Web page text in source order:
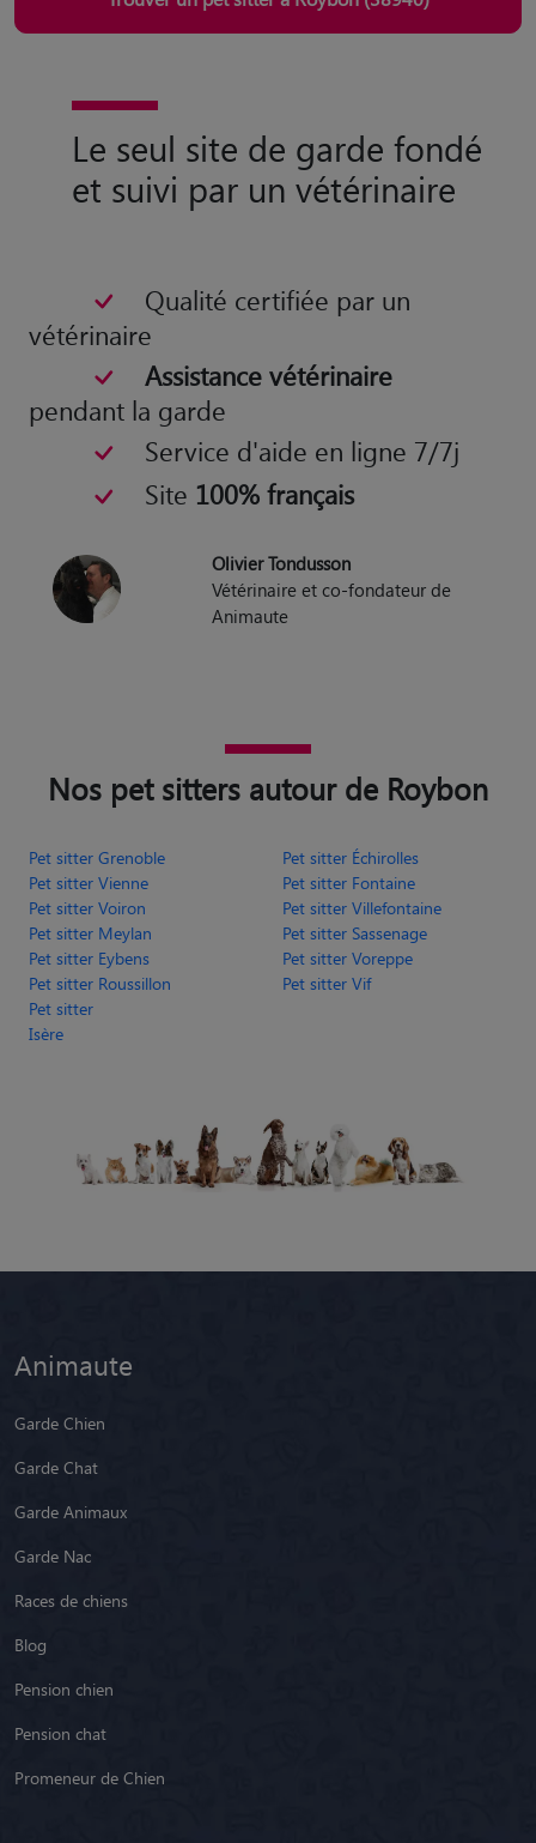
Le seul site de garde fondé
et suivi par un vétérinaire
Qualité certifiée par un
vétérinaire
Assistance vétérinaire
pendant la garde
Service d'aide en ligne 7/7j
Site 100% français
Olivier Tondusson
Vétérinaire et co-fondateur de
Animaute
Nos pet sitters autour de Roybon
Pet sitter Grenoble
Pet sitter Échirolles
Pet sitter Vienne
Pet sitter Fontaine
Pet sitter Voiron
Pet sitter Villefontaine
Pet sitter Meylan
Pet sitter Sassenage
Pet sitter Eybens
Pet sitter Voreppe
Pet sitter Roussillon
Pet sitter Vif
Pet sitter
Isère
Animaute
Garde Chien
Garde Chat
Garde Animaux
Garde Nac
Races de chiens
Blog
Pension chien
Pension chat
Promeneur de Chien